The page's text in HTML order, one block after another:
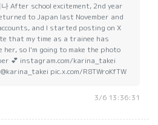
After school excitement, 2nd year
to Japan last November and
and I started posting on X
that my time as a trainee has
so I'm going to make the photo
💕 instagram.com/karina_takei
pic.x.com/R8TWroKfTW
3/6 13:36:31